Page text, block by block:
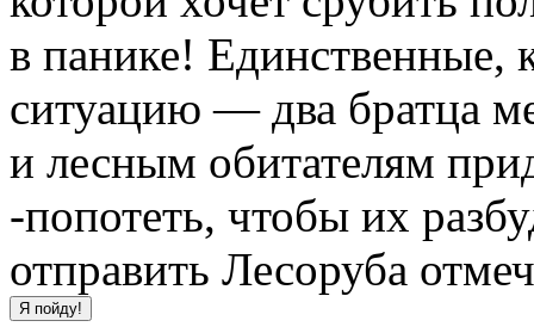
в панике! Единственные,
ситуацию — два братца
и лесным обитателям
-попотеть, чтобы их
отправить Лесоруба